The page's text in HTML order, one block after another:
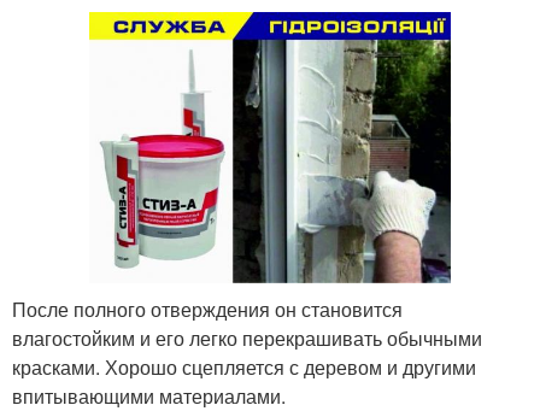
После полного отверждения он становится
влагостойким и его легко перекрашивать обычными
красками. Хорошо сцепляется с деревом и другими
впитывающими материалами.